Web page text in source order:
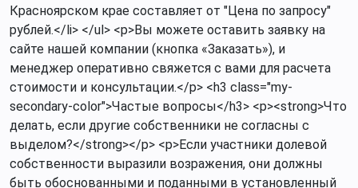
Красноярском крае составляет от "Цена по запросу"
рублей.</li> </ul> <p>Вы можете оставить заявку на
сайте нашей компании (кнопка «Заказать»), и
менеджер оперативно свяжется с вами для расчета
стоимости и консультации.</p> <h3 class="my-
secondary-color">Частые вопросы</h3> <p><strong>Что
делать, если другие собственники не согласны с
выделом?</strong></p> <p>Если участники долевой
собственности выразили возражения, они должны
быть обоснованными и поданными в установленный